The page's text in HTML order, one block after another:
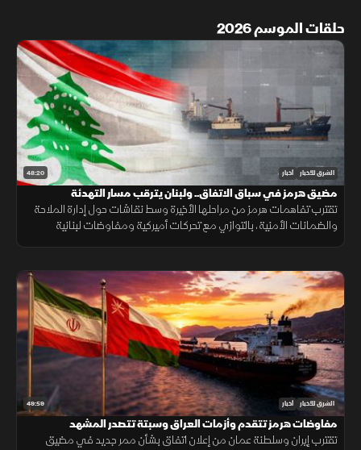
حلقات الموسم 2026
48:20 الشرق للأخبار أخبار
مضيق هرمز في سباق الاتفاق.. ولبنان يترقب مسار التهدئة
تقترب تفاهمات هرمز من مراحلها الأخيرة وسط نقاشات حول إدارة الملاحة
والضمانات الأمنية، بالتوازي مع تحركات أميركية ومفاوضات لبنانية
49:59 الشرق للأخبار أخبار
مفاوضات هرمز تتقدم وأزمات العراق وسبتة تتصدر المشهد
تقترب إيران وسلطنة عمان من إعلان اتفاق بشأن ممر جديد في مضيق